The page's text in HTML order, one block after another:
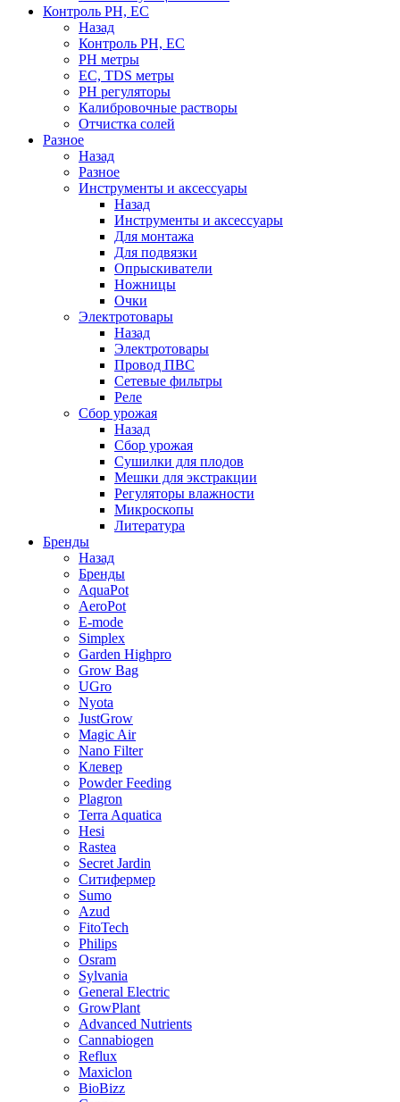
Контроль PH, EC
Назад
Контроль PH, EC
PH метры
EC, TDS метры
PH регуляторы
Калибровочные растворы
Отчистка солей
Разное
Назад
Разное
Инструменты и аксессуары
Назад
Инструменты и аксессуары
Для монтажа
Для подвязки
Опрыскиватели
Ножницы
Очки
Электротовары
Назад
Электротовары
Провод ПВС
Сетевые фильтры
Реле
Сбор урожая
Назад
Сбор урожая
Сушилки для плодов
Мешки для экстракции
Регуляторы влажности
Микроскопы
Литература
Бренды
Назад
Бренды
AquaPot
AeroPot
E-mode
Simplex
Garden Highpro
Grow Bag
UGro
Nyota
JustGrow
Magic Air
Nano Filter
Клевер
Powder Feeding
Plagron
Terra Aquatica
Hesi
Rastea
Secret Jardin
Ситифермер
Sumo
Azud
FitoTech
Philips
Osram
Sylvania
General Electric
GrowPlant
Advanced Nutrients
Cannabiogen
Reflux
Maxiclon
BioBizz